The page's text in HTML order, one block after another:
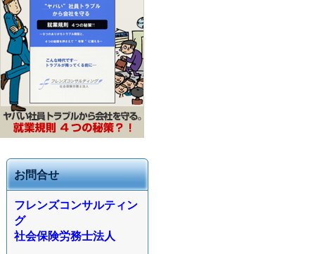
お問合せ
フレンズコンサルティン
グ
社会保険労務士法人